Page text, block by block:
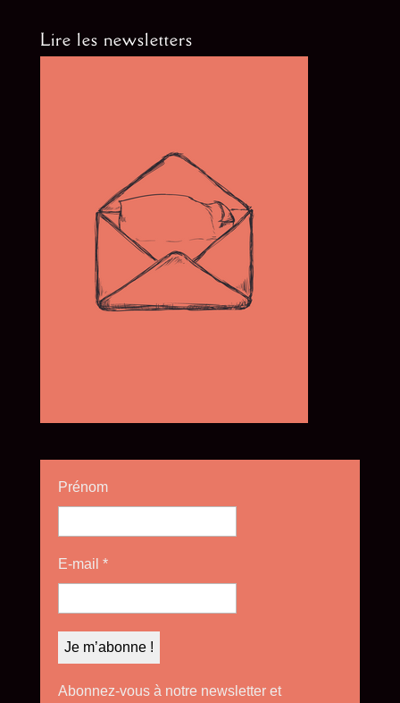
Lire les newsletters
Prénom
E-mail *
Abonnez-vous à notre newsletter et